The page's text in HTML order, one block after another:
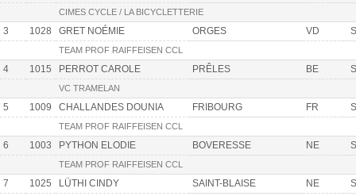
CIMES CYCLE / LA BICYCLETTERIE
3 1028 GRET NOÉMIE ORGES VD
TEAM PROF RAIFFEISEN CCL
4 1015 PERROT CAROLE PRÊLES BE
VC TRAMELAN
5 1009 CHALLANDES DOUNIA FRIBOURG FR
TEAM PROF RAIFFEISEN CCL
6 1003 PYTHON ELODIE BOVERESSE NE
TEAM PROF RAIFFEISEN CCL
7 1025 LÜTHI CINDY SAINT-BLAISE NE